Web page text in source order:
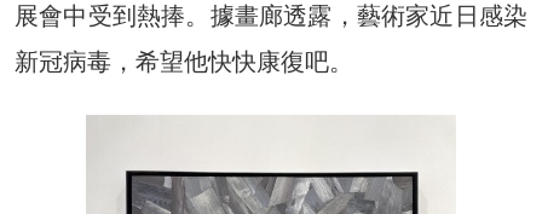
展會中受到熱捧。據畫廊透露，藝術家近日感染
新冠病毒，希望他快快康復吧。